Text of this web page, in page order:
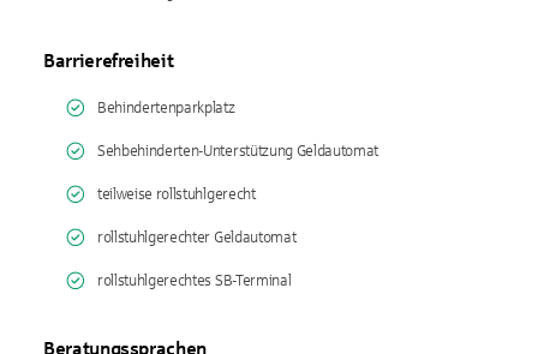
Barrierefreiheit
Behindertenparkplatz
Sehbehinderten-Unterstützung Geldautomat
teilweise rollstuhlgerecht
rollstuhlgerechter Geldautomat
rollstuhlgerechtes SB-Terminal
Beratungssprachen